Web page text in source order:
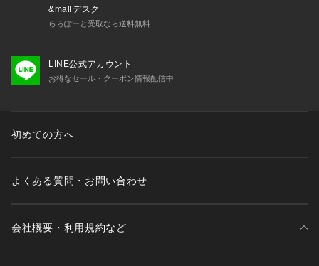
&mallデスク
ららぽーと受取なら送料無料
LINE公式アカウント
お得なセール・クーポン情報配信中
初めての方へ
よくある質問・お問い合わせ
会社概要・利用規約など